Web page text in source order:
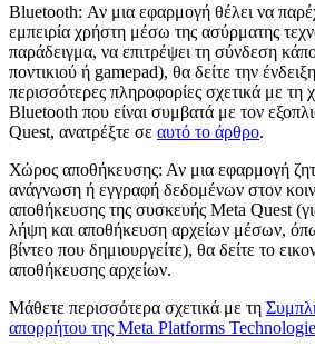
Bluetooth: Αν μια εφαρμογή θέλει να
εμπειρία χρήστη μέσω της ασύρματης
παράδειγμα, να επιτρέψει τη σύνδεση
ποντικιού ή gamepad), θα δείτε την ένδειξη
περισσότερες πληροφορίες σχετικά με
Bluetooth που είναι συμβατά με τον
Quest, ανατρέξτε σε αυτό το άρθρο.
Χώρος αποθήκευσης: Αν μια εφαρμογή
ανάγνωση ή εγγραφή δεδομένων στον
αποθήκευσης της συσκευής Meta Quest
λήψη και αποθήκευση αρχείων μέσων,
βίντεο που δημιουργείτε), θα δείτε το
αποθήκευσης αρχείων.
Μάθετε περισσότερα σχετικά με τη
απορρήτου της Meta Platforms